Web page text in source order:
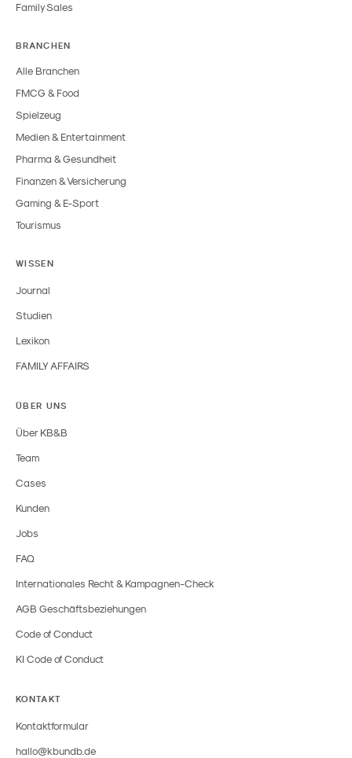
Family Sales
BRANCHEN
Alle Branchen
FMCG & Food
Spielzeug
Medien & Entertainment
Pharma & Gesundheit
Finanzen & Versicherung
Gaming & E-Sport
Tourismus
WISSEN
Journal
Studien
Lexikon
FAMILY AFFAIRS
ÜBER UNS
Über KB&B
Team
Cases
Kunden
Jobs
FAQ
Internationales Recht & Kampagnen-Check
AGB Geschäftsbeziehungen
Code of Conduct
KI Code of Conduct
KONTAKT
Kontaktformular
hallo@kbundb.de